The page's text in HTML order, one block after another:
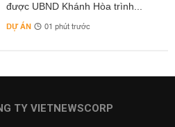
được UBND Khánh Hòa trình...
DỰ ÁN 01 phút trước
TY VIETNEWSCORP